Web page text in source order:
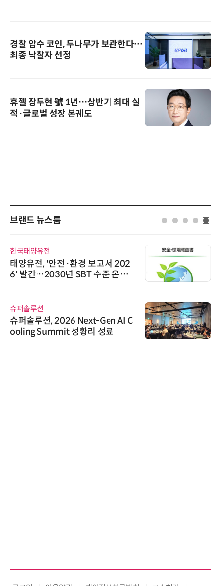
경찰 압수 코인, 두나무가 보관한다…
최종 낙찰자 선정
휴젤 장두현 號 1년…상반기 최대 실
적·글로벌 성장 본궤도
브랜드 뉴스룸
한국태양유전
태양유전, '안전·환경 보고서 202
6' 발간…2030년 SBT 수준 온실
슈퍼솔루션
슈퍼솔루션, 2026 Next-Gen AI C
ooling Summit 성황리 성료